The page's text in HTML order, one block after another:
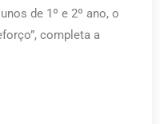
de 1º e 2º ano, o
completa a